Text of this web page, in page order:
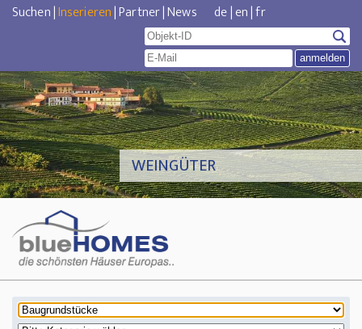
Suchen|Inserieren|Partner|News de|en|fr
WEINGÜTER